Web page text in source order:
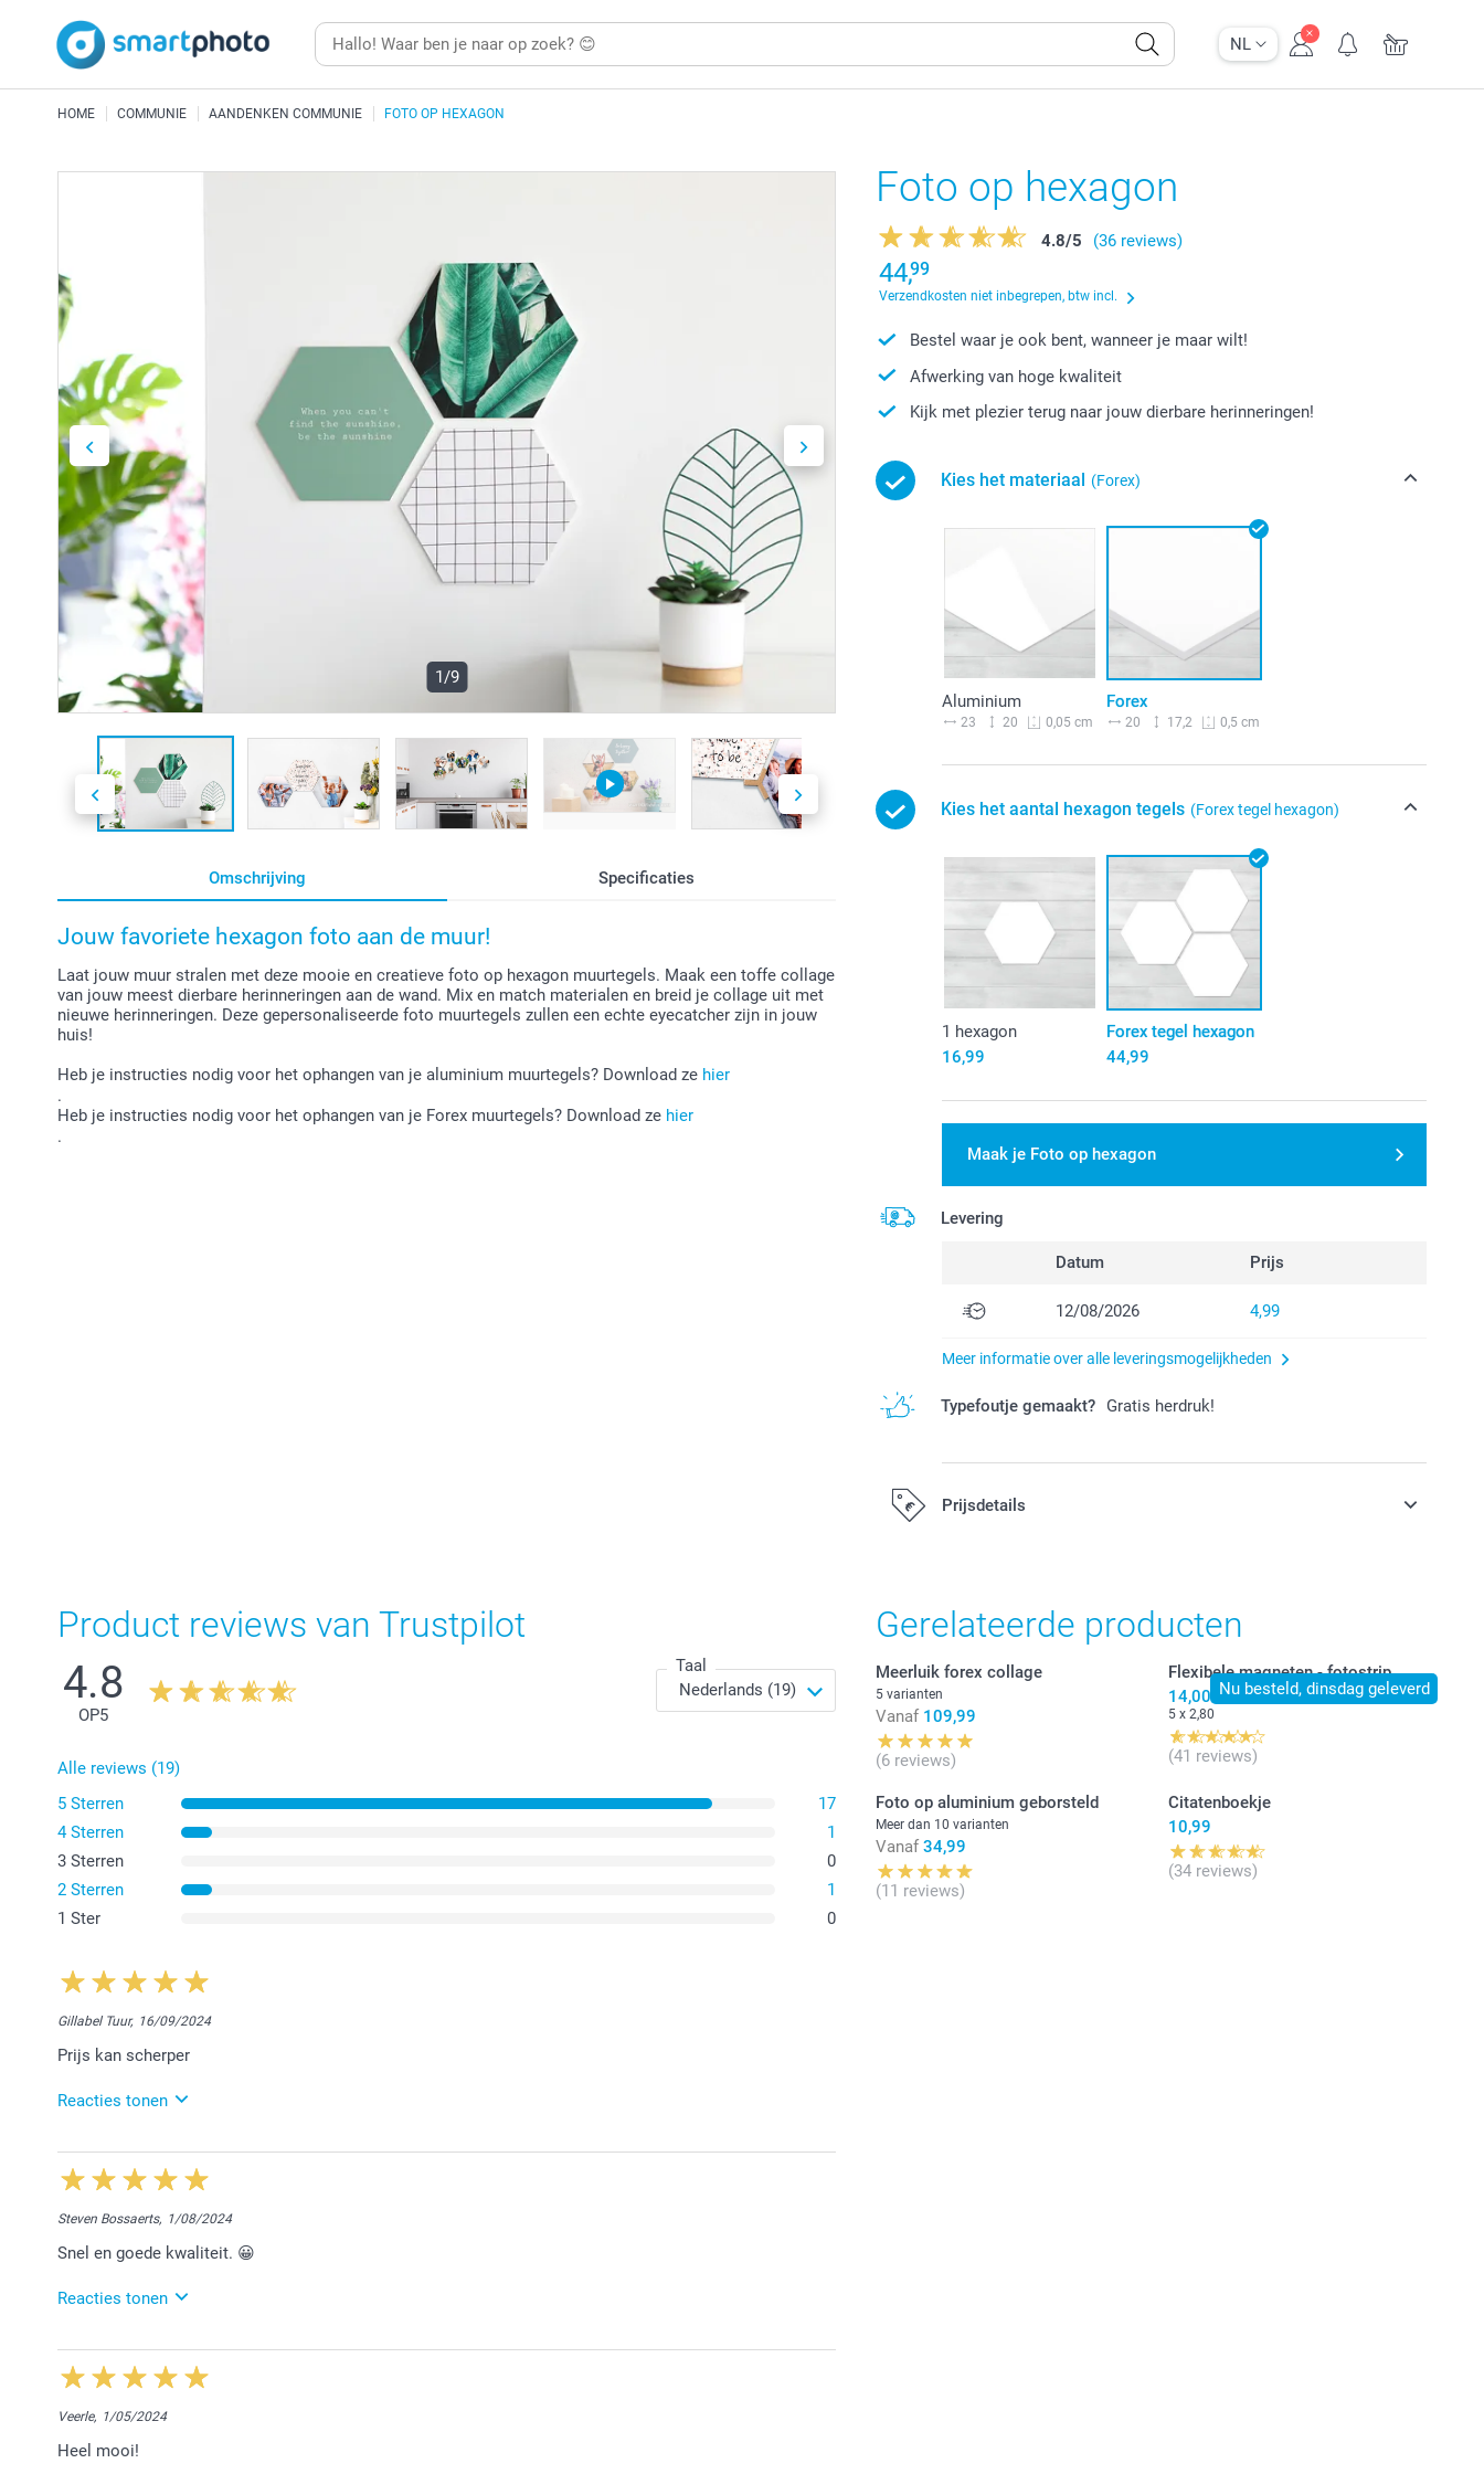
NL
HOME COMMUNIE AANDENKEN COMMUNIE FOTO OP HEXAGON
1/9
Omschrijving Specificaties
Jouw favoriete hexagon foto aan de muur!
Laat jouw muur stralen met deze mooie en creatieve foto op hexagon muurtegels. Maak een toffe collage
van jouw meest dierbare herinneringen aan de wand. Mix en match materialen en breid je collage uit met
nieuwe herinneringen. Deze gepersonaliseerde foto muurtegels zullen een echte eyecatcher zijn in jouw
huis!
Heb je instructies nodig voor het ophangen van je aluminium muurtegels? Download ze hier
.
Heb je instructies nodig voor het ophangen van je Forex muurtegels? Download ze hier
.
Foto op hexagon
4.8/5 (36 reviews)
44,99
Verzendkosten niet inbegrepen, btw incl.
Bestel waar je ook bent, wanneer je maar wilt!
Afwerking van hoge kwaliteit
Kijk met plezier terug naar jouw dierbare herinneringen!
Kies het materiaal (Forex)
Aluminium
23 20 0,05 cm
Forex
20 17,2 0,5 cm
Kies het aantal hexagon tegels (Forex tegel hexagon)
1 hexagon
16,99
Forex tegel hexagon
44,99
Maak je Foto op hexagon
Levering
Datum Prijs
12/08/2026 4,99
Meer informatie over alle leveringsmogelijkheden
Typefoutje gemaakt? Gratis herdruk!
Prijsdetails
Product reviews van Trustpilot
4.8
OP5
Taal
Alle reviews (19)
5 Sterren
17
4 Sterren
1
3 Sterren
0
2 Sterren
1
1 Ster
0
Gillabel Tuur, 16/09/2024
Prijs kan scherper
Reacties tonen
17/09/2024
13:10
Dag Tuur,
onze site alvorens de bestelling door te sturen. Ik geef jouw opmerking door aan de betrokken
Steven Bossaerts, 1/08/2024
Snel en goede kwaliteit. 😀
Reacties tonen
2/08/2024
11:59
Dag Steven,
helpen met hun fotocreaties. Geniet ervan!
Veerle, 1/05/2024
Heel mooi!
Gerelateerde producten
Meerluik forex collage
5 varianten
Vanaf 109,99
(6 reviews)
Nu besteld, dinsdag geleverd
Flexibele magneten - fotostrip
14,00
5 x 2,80
(41 reviews)
Foto op aluminium geborsteld
Meer dan 10 varianten
Vanaf 34,99
(11 reviews)
Citatenboekje
10,99
(34 reviews)